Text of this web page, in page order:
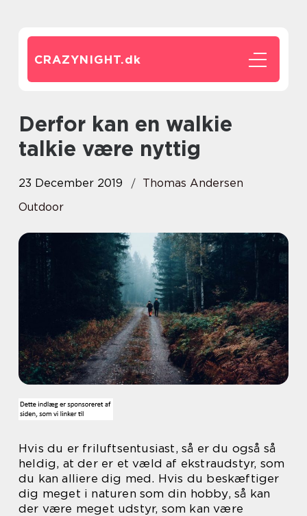
CRAZYNIGHT.dk
Derfor kan en walkie
talkie være nyttig
23 December 2019
Thomas Andersen
Outdoor
Hvis du er friluftsentusiast, så er du også så
heldig, at der er et væld af ekstraudstyr, som
du kan alliere dig med. Hvis du beskæftiger
dig meget i naturen som din hobby, så kan
der være meget udstyr, som kan være